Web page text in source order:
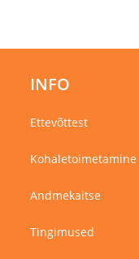
INFO
Ettevõttest
Kohaletoimetamine
Andmekaitse
Tingimused